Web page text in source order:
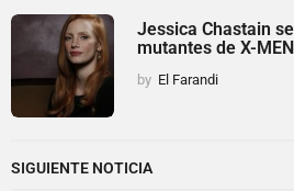
Jessica Chastain
mutantes de X-MEN
by El Farandi
SIGUIENTE NOTICIA